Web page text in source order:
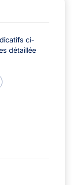
ci-
détaillée